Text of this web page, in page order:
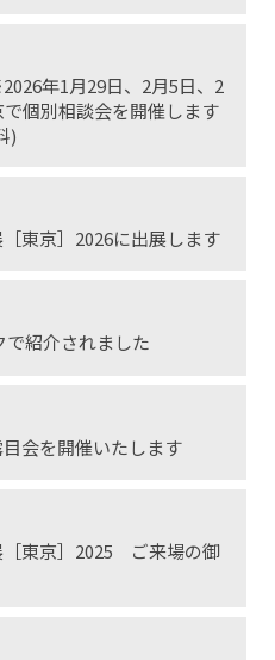
年1月29日、2月5日、2
個別相談会を開催します
)
東京］2026に出展します
で紹介されました
会を開催いたします
［東京］2025 ご来場の御